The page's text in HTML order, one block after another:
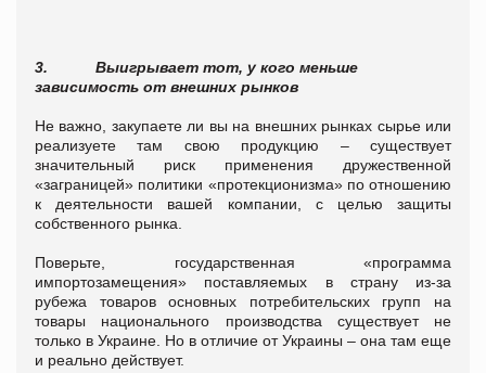
3. Выигрывает тот, у кого меньше
зависимость от внешних рынков
Не важно, закупаете ли вы на внешних рынках сырье или
реализуете там свою продукцию – существует
значительный риск применения дружественной
«заграницей» политики «протекционизма» по отношению
к деятельности вашей компании, с целью защиты
собственного рынка.
Поверьте, государственная «программа
импортозамещения» поставляемых в страну из-за
рубежа товаров основных потребительских групп на
товары национального производства существует не
только в Украине. Но в отличие от Украины – она там еще
и реально действует.